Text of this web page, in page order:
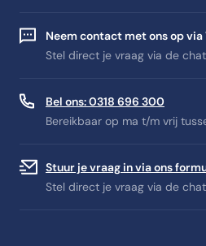
Neem contact met ons op
Stel direct je vraag via de chat
Bel ons: 0318 696 300
Bereikbaar op ma t/m vrij
Stuur je vraag in via ons
Stel direct je vraag via de chat